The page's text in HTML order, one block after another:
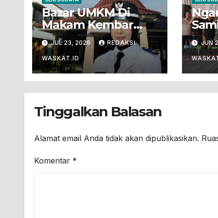
Bazar UMKM Di
Makam Kembar
Bakal Meriahkan
Haul Eyang
Singonoyo Dan
Sedekah Bumi Desa
Sukorejo
JUL 23, 2026 REDAKSI
WASKAT.ID
JUN
Tinggalkan Balasan
Alamat email Anda tidak akan dipublikasikan.
Komentar *